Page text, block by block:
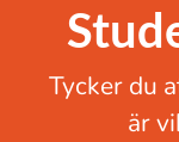
Tycker du
är